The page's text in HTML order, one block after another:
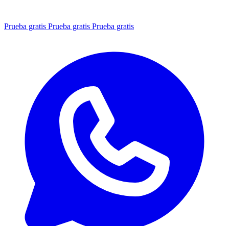
Prueba gratis Prueba gratis Prueba gratis